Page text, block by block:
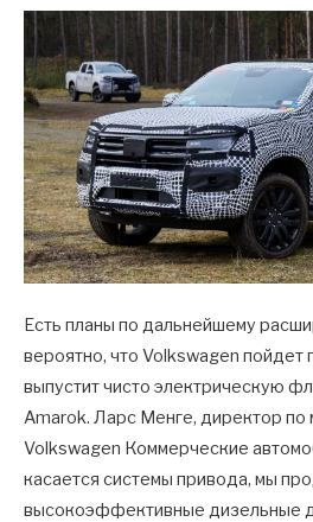
Есть планы по дальнейшему
вероятно, что Volkswagen пойдет
выпустит чисто электрическую
Amarok. Ларс Менге, директор по
Volkswagen Коммерческие
касается системы привода, мы
высокоэффективные дизельные